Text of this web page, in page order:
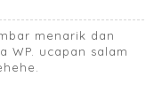
menarik dan
WP. ucapan salam